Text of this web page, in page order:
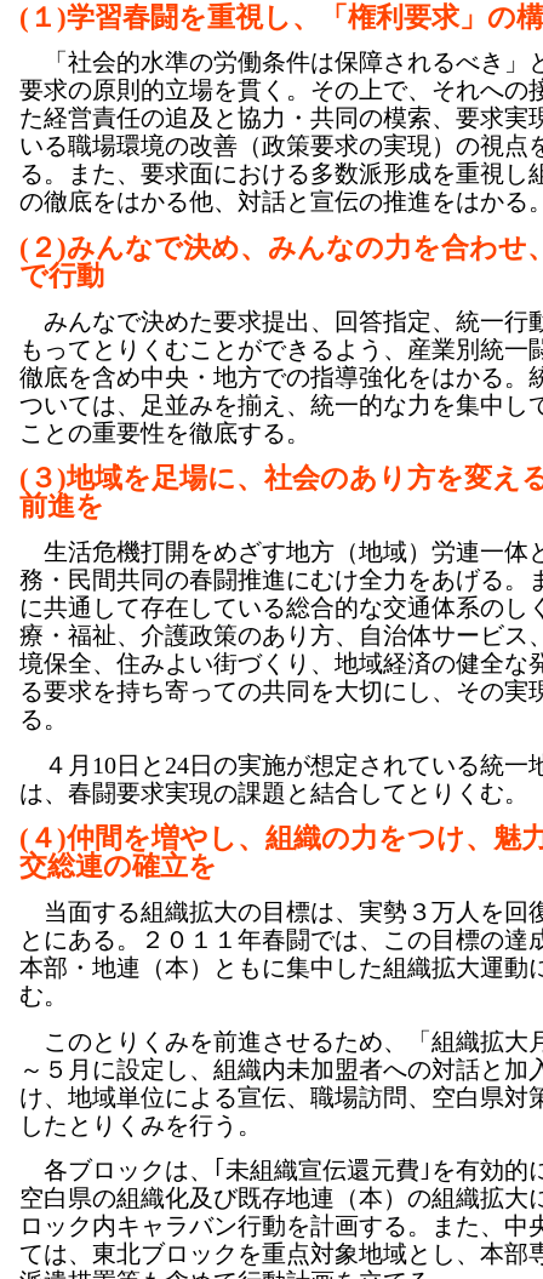
(１)学習春闘を重視し、「権利要求」の
「社会的水準の労働条件は保障されるべき」
要求の原則的立場を貫く。その上で、それへの
た経営責任の追及と協力・共同の模索、要求実
いる職場環境の改善（政策要求の実現）の視点
る。また、要求面における多数派形成を重視し
の徹底をはかる他、対話と宣伝の推進をはかる
(２)みんなで決め、みんなの力を合わせ
で行動
みんなで決めた要求提出、回答指定、統一行
もってとりくむことができるよう、産業別統一
徹底を含め中央・地方での指導強化をはかる。
ついては、足並みを揃え、統一的な力を集中し
ことの重要性を徹底する。
(３)地域を足場に、社会のあり方を変え
前進を
生活危機打開をめざす地方（地域）労連一体
務・民間共同の春闘推進にむけ全力をあげる。
に共通して存在している総合的な交通体系のし
療・福祉、介護政策のあり方、自治体サービス
境保全、住みよい街づくり、地域経済の健全な
る要求を持ち寄っての共同を大切にし、その実
る。
４月10日と24日の実施が想定されている統一
は、春闘要求実現の課題と結合してとりくむ。
(４)仲間を増やし、組織の力をつけ、魅
交総連の確立を
当面する組織拡大の目標は、実勢３万人を回
とにある。２０１１年春闘では、この目標の達
本部・地連（本）ともに集中した組織拡大運動
む。
このとりくみを前進させるため、「組織拡大
～５月に設定し、組織内未加盟者への対話と加
け、地域単位による宣伝、職場訪問、空白県対
したとりくみを行う。
各ブロックは、｢未組織宣伝還元費｣を有効的
空白県の組織化及び既存地連（本）の組織拡大
ロック内キャラバン行動を計画する。また、中
ては、東北ブロックを重点対象地域とし、本部